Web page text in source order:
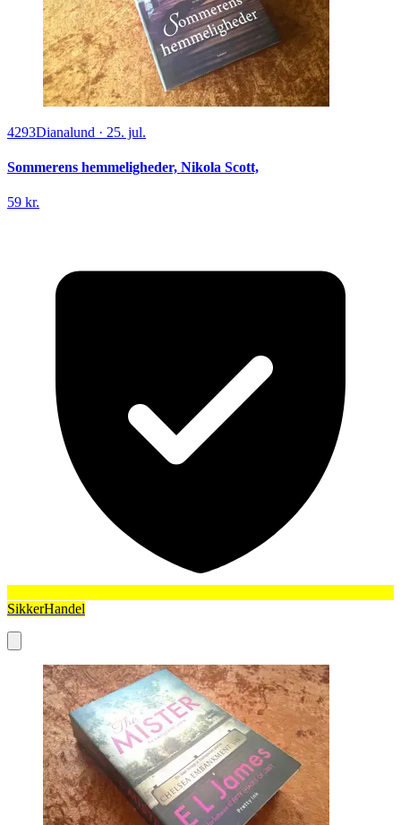
4293Dianalund · 25. jul.
Sommerens hemmeligheder, Nikola Scott,
59 kr.
SikkerHandel